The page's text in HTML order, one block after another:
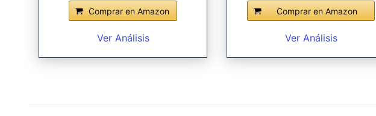
Comprar en Amazon
Ver Análisis
Comprar en Amazon
Ver Análisis